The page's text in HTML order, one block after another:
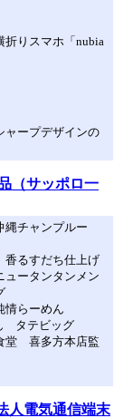
りスマホ「nubia
ャープデザインの
（サッポロ一
チャンプルー
るすだち仕上げ
ータンタンメン
らーめん
タテビッグ
堂 喜多方本店監
人電気通信端末